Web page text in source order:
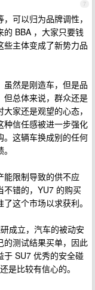
7
可以归为品牌调性，
的 BBA ，大家只要钱
些主体变成了新势力品
然是刚造车，但是品
但总体来说，群众还是
家还是观望的心态，
种信任感被进一步强化
。这辆车换成别的任何
能限制导致的供不应
不错的，YU7 的购买
这个市场以求获利。
成立，汽车的被动安
的测试结果买单，因此
于 SU7 优秀的安全碰
是比较有信心的。